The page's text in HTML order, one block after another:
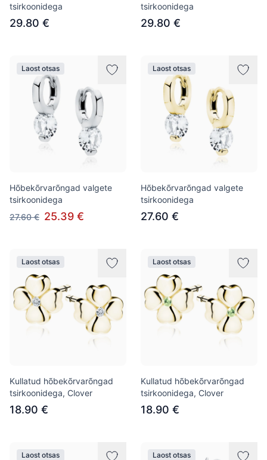
tsirkoonidega
29.80 €
tsirkoonidega
29.80 €
Laost otsas
Hõbekõrvarõngad valgete
tsirkoonidega
27.60 € 25.39 €
Laost otsas
Hõbekõrvarõngad valgete
tsirkoonidega
27.60 €
Laost otsas
Kullatud hõbekõrvarõngad
tsirkoonidega, Clover
18.90 €
Laost otsas
Kullatud hõbekõrvarõngad
tsirkoonidega, Clover
18.90 €
Laost otsas Laost otsas